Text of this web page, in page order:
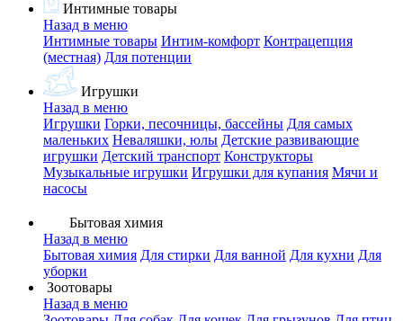
Интимные товары
Назад в меню
Интимные товары Интим-комфорт Контрацепция
(местная) Для потенции
Игрушки
Назад в меню
Игрушки Горки, песочницы, бассейны Для самых
маленьких Неваляшки, юлы Детские развивающие
игрушки Детский транспорт Конструкторы
Музыкальные игрушки Игрушки для купания Мячи и
насосы
Бытовая химия
Назад в меню
Бытовая химия Для стирки Для ванной Для кухни Для
уборки
Зоотовары
Назад в меню